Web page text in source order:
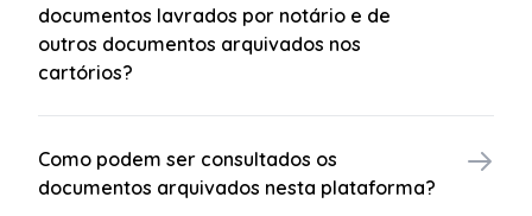
documentos lavrados por notário e de
outros documentos arquivados nos
cartórios?
Como podem ser consultados os
documentos arquivados nesta plataforma?